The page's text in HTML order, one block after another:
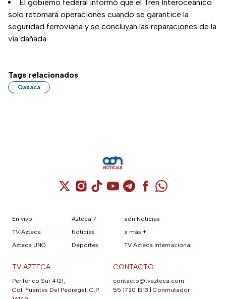
El gobierno federal informó que el Tren Interoceánico
solo retomará operaciones cuando se garantice la
seguridad ferroviaria y se concluyan las reparaciones de la
vía dañada
Tags relacionados
Oaxaca
Cuenta de X / Twitter (se abre en una
Cuenta de Instagram (se abre en una
Cuenta de TikTok (se abre en
Cuenta de YouTube (se abre
Cuenta de Telegram (se
Cuenta de
Cuenta de
En vivo
TV Azteca
Azteca UNO
Azteca 7
Noticias
Deportes
adn Noticias
a más +
TV Azteca Internacional
TV AZTECA
Periférico Sur 4121,
Col. Fuentes Del Pedregal, C.P.
CONTACTO
contacto@tvazteca.com
55 1720 1313 | Conmutador